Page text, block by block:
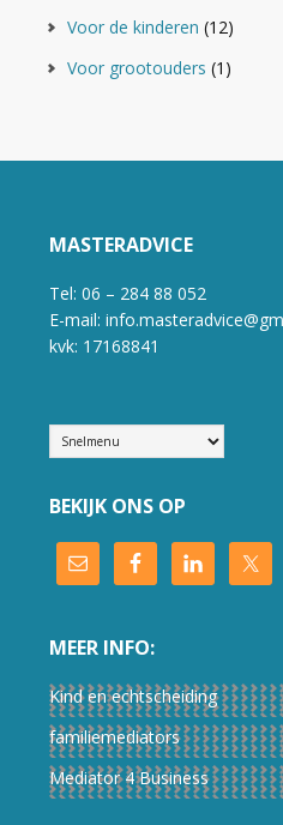
Voor de kinderen (12)
Voor grootouders (1)
MASTERADVICE
Tel: 06 – 284 88 052
E-mail:
kvk: 17168841
BEKIJK ONS OP
MEER INFO:
Kind en echtscheiding
familiemediators
Mediator 4 Business